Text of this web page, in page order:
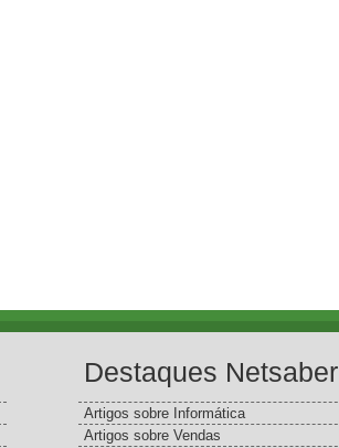
Destaques Netsaber
Artigos sobre Informática
Artigos sobre Vendas